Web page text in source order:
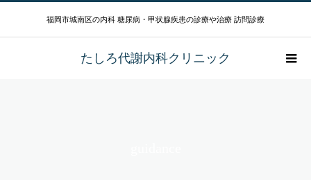
福岡市城南区の内科 糖尿病・甲状腺疾患の診療や治療 訪問診療
たしろ代謝内科クリニック